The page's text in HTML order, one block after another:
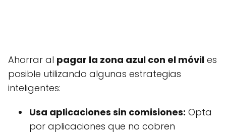
Ahorrar al pagar la zona azul con el móvil es
posible utilizando algunas estrategias
inteligentes:
Usa aplicaciones sin comisiones: Opta
por aplicaciones que no cobren